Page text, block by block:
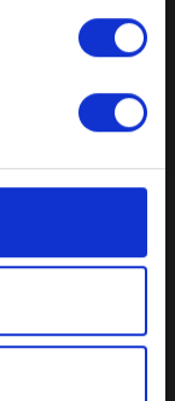
Pop Paint
Eyed